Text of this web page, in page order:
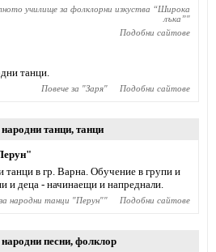
училище за фолклорни изкуства “Широка
лъка”"
Подобни сайтове
танци.
Повече за "Заря" Подобни сайтове
народни танци, танци
танци в гр. Варна. Обучение в групи и
и деца - начинаещи и напреднали.
народни танци "Перун"" Подобни сайтове
народни песни, фолклор